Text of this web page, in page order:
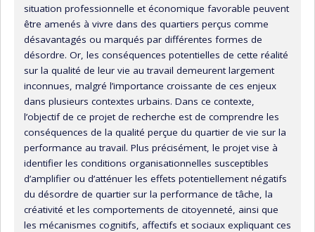
membre du comité de rédaction duJournal of
Organizational Behavior, il contribue à l'avancement des
connaissances dans son domaine. Ses travaux ont été
publiés dans des revues prestigieuses telles queJournal of
Organizational Behavior, Journal of Management
Studies
Human Relations
Human Resource Management
Journal,Journal of Occupational and Organizational
Psychology, etJournal of Business and Psychology .
situation professionnelle et économique favorable peuvent
être amenés à vivre dans des quartiers perçus comme
désavantagés ou marqués par différentes formes de
désordre. Or, les conséquences potentielles de cette réalité
sur la qualité de leur vie au travail demeurent largement
inconnues, malgré l’importance croissante de ces enjeux
dans plusieurs contextes urbains. Dans ce contexte,
l’objectif de ce projet de recherche est de comprendre les
conséquences de la qualité perçue du quartier de vie sur la
performance au travail. Plus précisément, le projet vise à
identifier les conditions organisationnelles susceptibles
d’amplifier ou d’atténuer les effets potentiellement négatifs
du désordre de quartier sur la performance de tâche, la
créativité et les comportements de citoyenneté, ainsi que
les mécanismes cognitifs, affectifs et sociaux expliquant ces